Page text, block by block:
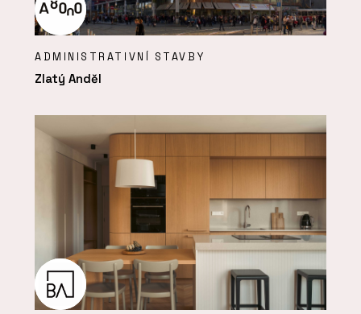
ADMINISTRATIVNÍ STAVBY
Zlatý Anděl